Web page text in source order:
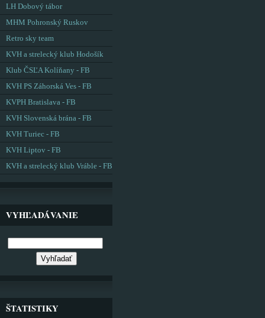
LH Dobový tábor
MHM Pohronský Ruskov
Retro sky team
KVH a strelecký klub Hodošík
Klub ČSĽA Kolíňany - FB
KVH PS Záhorská Ves - FB
KVPH Bratislava - FB
KVH Slovenská brána - FB
KVH Turiec - FB
KVH Liptov - FB
KVH a strelecký klub Vráble - FB
VYHĽADÁVANIE
ŠTATISTIKY